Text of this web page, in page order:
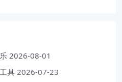
2026-08-01
具 2026-07-23